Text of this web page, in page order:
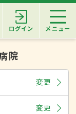
ログイン メニュー
院
変更
変更